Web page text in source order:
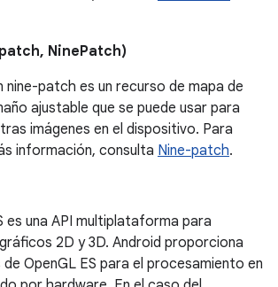
NinePatch)
nine-patch es un recurso de mapa de
ajustable que se puede usar para
imágenes en el dispositivo. Para
información, consulta Nine-patch.
es una API multiplataforma para
2D y 3D. Android proporciona
OpenGL ES para el procesamiento en